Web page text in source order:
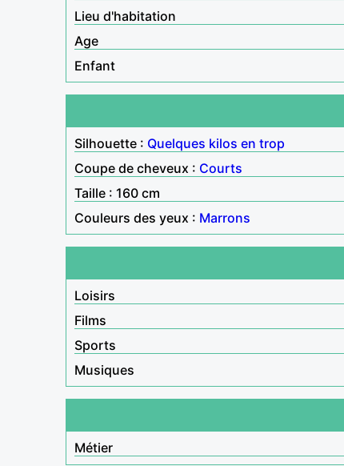
Lieu d'habitation
Age
Enfant
Silhouette : Quelques kilos en trop
Coupe de cheveux : Courts
Taille : 160 cm
Couleurs des yeux : Marrons
Loisirs
Films
Sports
Musiques
Métier